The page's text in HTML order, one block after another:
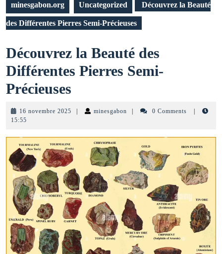
minesgabon.org Uncategorized Découvrez la Beauté
des Différentes Pierres Semi-Précieuses
Découvrez la Beauté des
Différentes Pierres Semi-
Précieuses
la
des
Différentes
Pierres
Semi-
Précieuses
16 novembre 2025 16
minesgabon minesgabon0 Comments
15:55